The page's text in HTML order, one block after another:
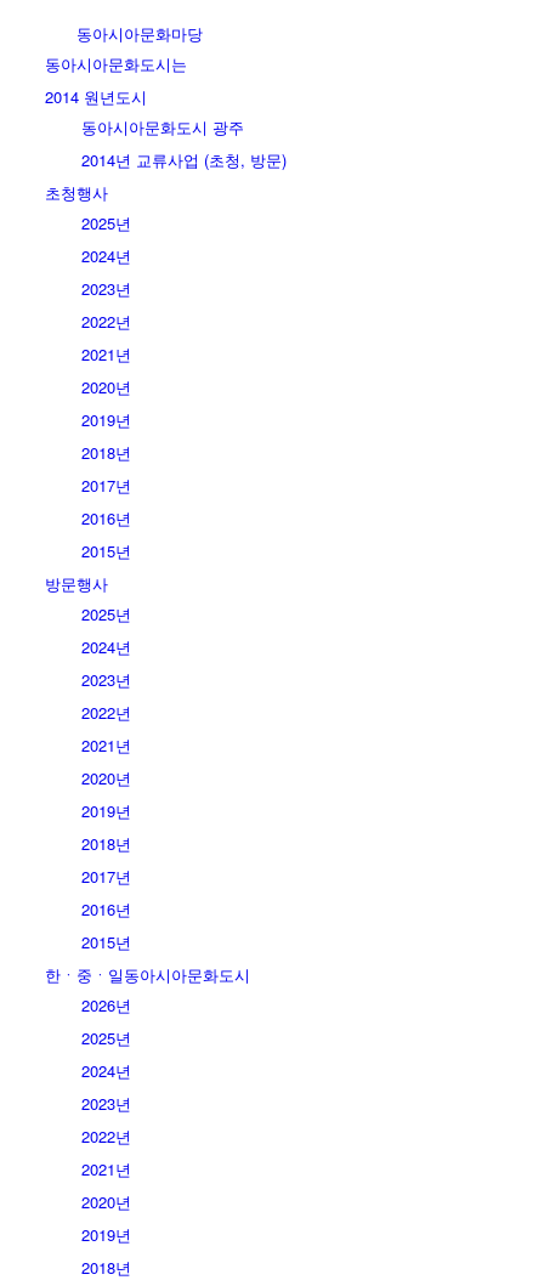
동아시아문화마당
동아시아문화도시는
2014 원년도시
동아시아문화도시 광주
2014년 교류사업 (초청, 방문)
초청행사
2025년
2024년
2023년
2022년
2021년
2020년
2019년
2018년
2017년
2016년
2015년
방문행사
2025년
2024년
2023년
2022년
2021년
2020년
2019년
2018년
2017년
2016년
2015년
한ㆍ중ㆍ일동아시아문화도시
2026년
2025년
2024년
2023년
2022년
2021년
2020년
2019년
2018년